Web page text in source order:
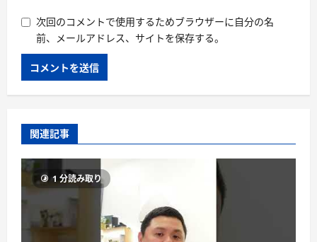
次回のコメントで使用するためブラウザーに自分の名
前、メールアドレス、サイトを保存する。
関連記事
1 分読み取り